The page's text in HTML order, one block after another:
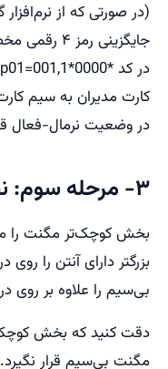
(در صورتی که از
کارت مدیران به سیم
در وضعیت نرمال-فعال
۳- مرحله سوم: نصب بر روی درب و پنجره
بخش کوچک‌تر مگنت را
بزرگتر دارای آنتن را
بی‌سیم را علاوه بر روی
دقت کنید که بخش
مگنت بی‌سیم قرار